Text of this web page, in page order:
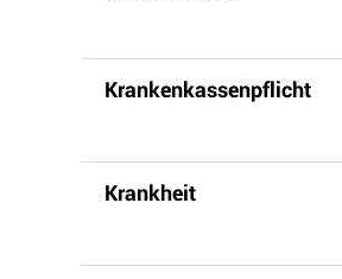
Krankenkassenpflicht
Krankheit